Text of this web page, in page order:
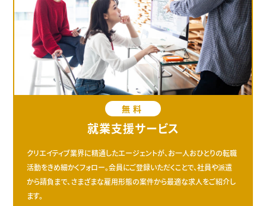
無料
就業支援サービス
クリエイティブ業界に精通したエージェントが、お一人おひとりの転職
活動をきめ細かくフォロー。会員にご登録いただくことで、社員や派遣
から請負まで、さまざまな雇用形態の案件から最適な求人をご紹介し
ます。